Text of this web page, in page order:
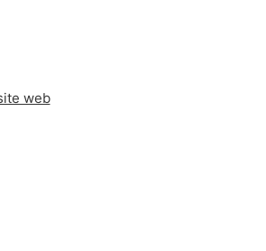
web